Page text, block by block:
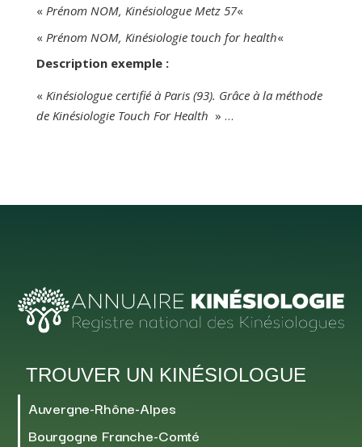
« Prénom NOM, Kinésiologue Metz 57«
« Prénom NOM, Kinésiologie touch for health«
Description exemple :
« Kinésiologue certifié à Paris (93). Grâce à la méthode
de Kinésiologie Touch For Health » …
TROUVER UN KINÉSIOLOGUE
Auvergne-Rhône-Alpes
Bourgogne Franche-Comté